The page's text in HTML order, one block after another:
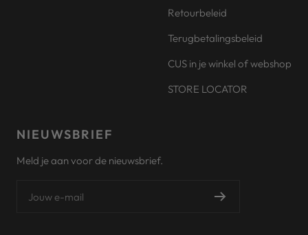
Retourbeleid
Terugbetalingsbeleid
CUS in je winkel of webshop
STORE LOCATOR
NIEUWSBRIEF
Meld je aan voor de nieuwsbrief.
Jouw e-mail